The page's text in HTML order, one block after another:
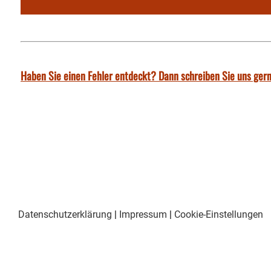
Haben Sie einen Fehler entdeckt? Dann schreiben Sie uns
Datenschutzerklärung | Impressum | Cookie-Einstellungen